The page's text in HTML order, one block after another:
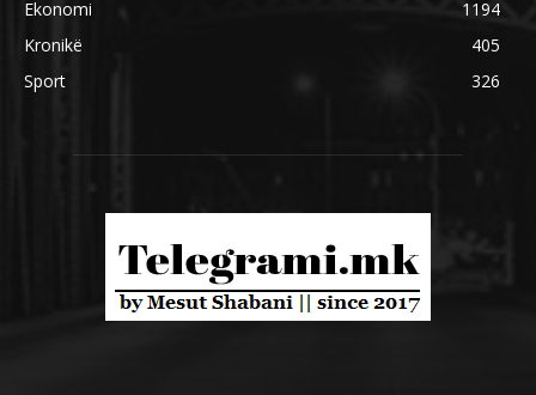
Ekonomi
1194
Kronikë
405
Sport
326